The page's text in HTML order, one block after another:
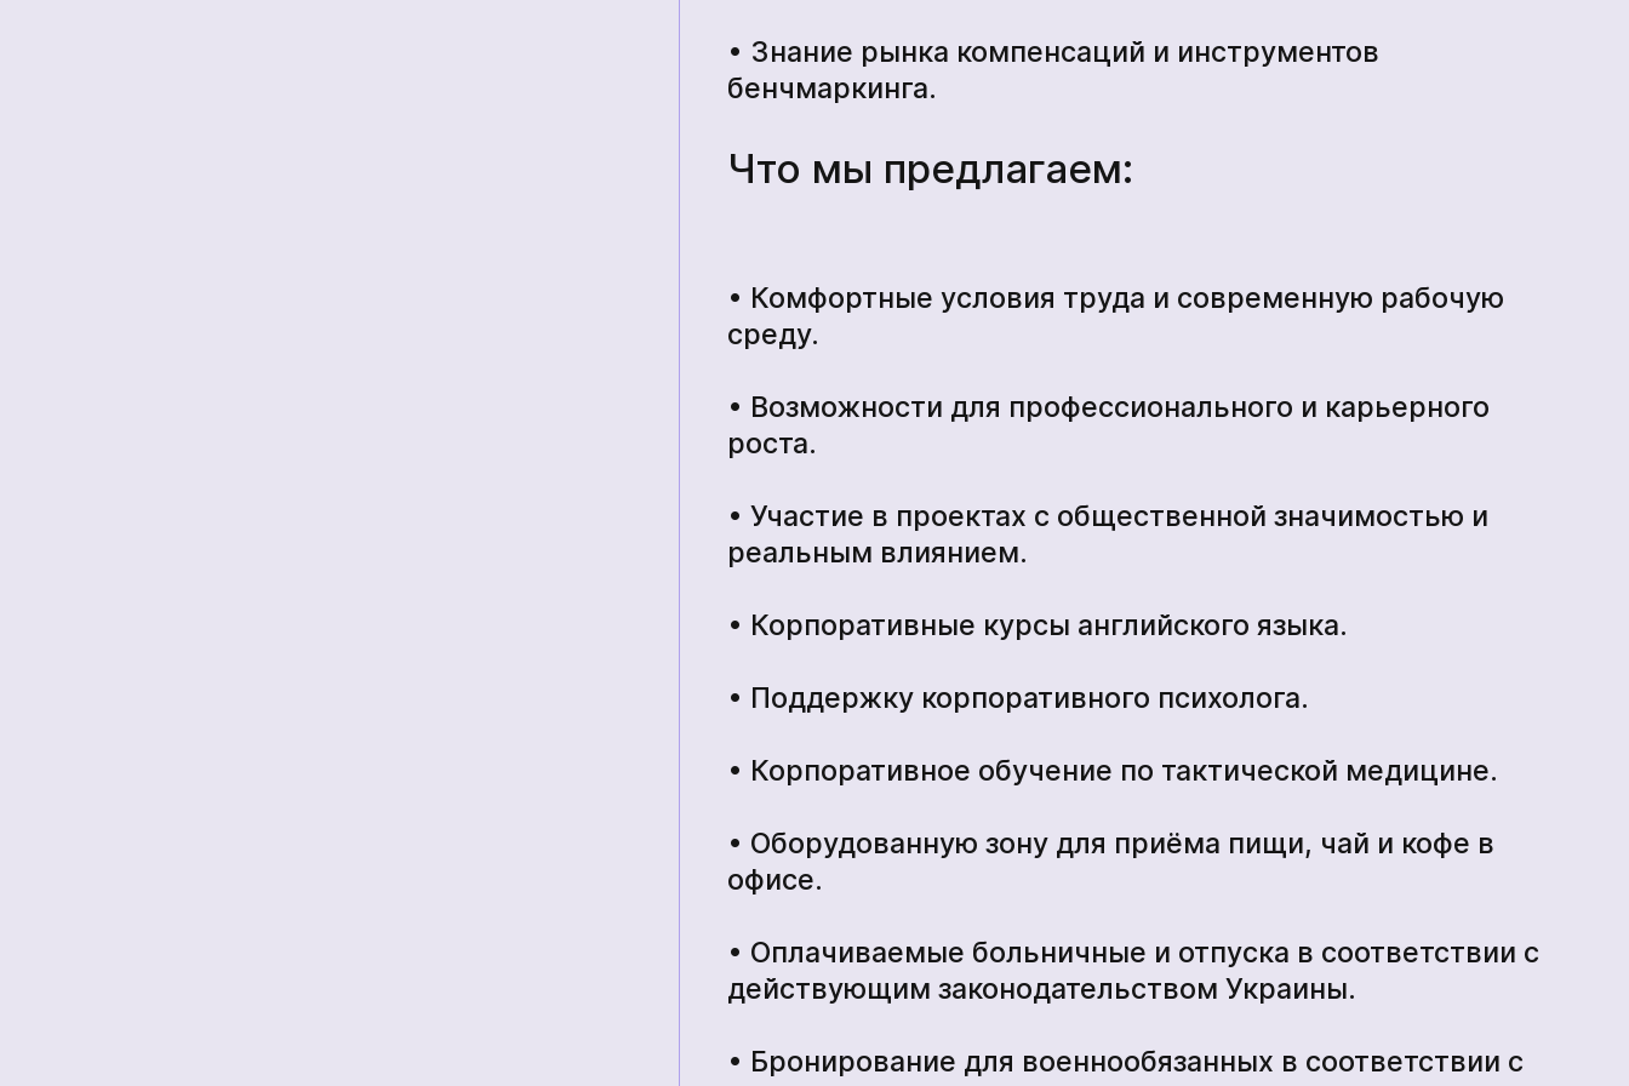
• Знание рынка компенсаций и инструментов
бенчмаркинга.
Что мы предлагаем:
• Комфортные условия труда и современную рабочую
среду.
• Возможности для профессионального и карьерного
роста.
• Участие в проектах с общественной значимостью и
реальным влиянием.
• Корпоративные курсы английского языка.
• Поддержку корпоративного психолога.
• Корпоративное обучение по тактической медицине.
• Оборудованную зону для приёма пищи, чай и кофе в
офисе.
• Оплачиваемые больничные и отпуска в соответствии с
действующим законодательством Украины.
• Бронирование для военнообязанных в соответствии с